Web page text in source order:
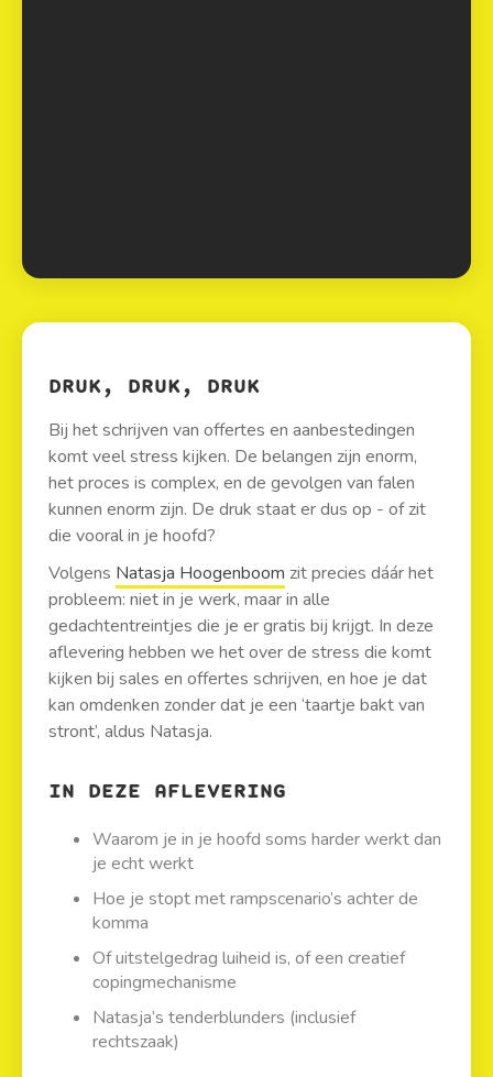
DRUK, DRUK, DRUK
Bij het schrijven van offertes en aanbestedingen
komt veel stress kijken. De belangen zijn enorm,
het proces is complex, en de gevolgen van falen
kunnen enorm zijn. De druk staat er dus op - of zit
die vooral in je hoofd?
Volgens Natasja Hoogenboom zit precies dáár het
probleem: niet in je werk, maar in alle
gedachtentreintjes die je er gratis bij krijgt. In deze
aflevering hebben we het over de stress die komt
kijken bij sales en offertes schrijven, en hoe je dat
kan omdenken zonder dat je een ‘taartje bakt van
stront’, aldus Natasja.
IN DEZE AFLEVERING
Waarom je in je hoofd soms harder werkt dan
je echt werkt
Hoe je stopt met rampscenario’s achter de
komma
Of uitstelgedrag luiheid is, of een creatief
copingmechanisme
Natasja’s tenderblunders (inclusief
rechtszaak)